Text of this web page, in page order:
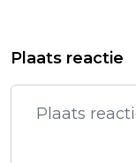
OVERSTAP
OVERDAG
TESCO
Plaats reactie